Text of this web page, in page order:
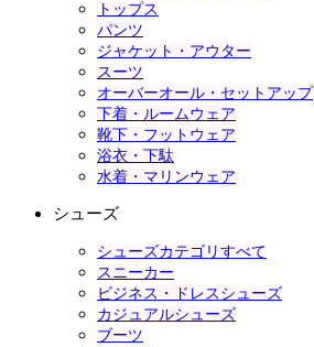
トップス
パンツ
ジャケット・アウター
スーツ
オーバーオール・セットアップ
下着・ルームウェア
靴下・フットウェア
浴衣・下駄
水着・マリンウェア
シューズ
シューズカテゴリすべて
スニーカー
ビジネス・ドレスシューズ
カジュアルシューズ
ブーツ